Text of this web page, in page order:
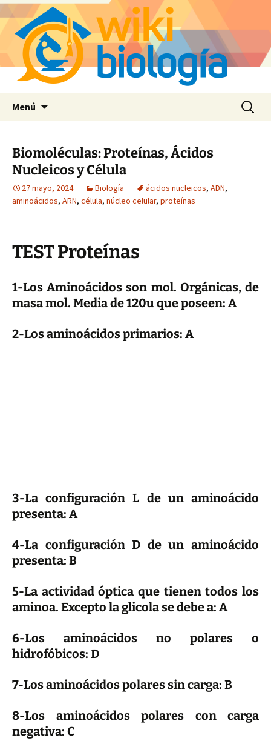
Menú Buscar:
Biomoléculas: Proteínas, Ácidos
Nucleicos y Célula
27 mayo, 2024 Biología ácidos nucleicos, ADN,
aminoácidos, ARN, célula, núcleo celular, proteínas
TEST Proteínas
1-Los Aminoácidos son mol. Orgánicas, de
masa mol. Media de 120u que poseen: A
2-Los aminoácidos primarios: A
3-La configuración L de un aminoácido
presenta: A
4-La configuración D de un aminoácido
presenta: B
5-La actividad óptica que tienen todos los
aminoa. Excepto la glicola se debe a: A
6-Los aminoácidos no polares o
hidrofóbicos: D
7-Los aminoácidos polares sin carga: B
8-Los aminoácidos polares con carga
negativa: C